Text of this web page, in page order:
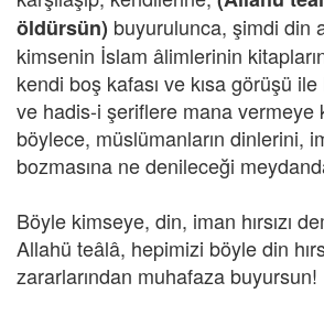
öldürsün) buyurulunca, şimdi din
kimsenin İslam âlimlerinin
kendi boş kafası ve kısa görüşü
ve hadis-i şeriflere mana vermeye
böylece, müslümanların dinlerini,
bozmasına ne denileceği
Böyle kimseye, din, iman hırsızı
Allahü teâlâ, hepimizi böyle din
zararlarından muhafaza buyursun!